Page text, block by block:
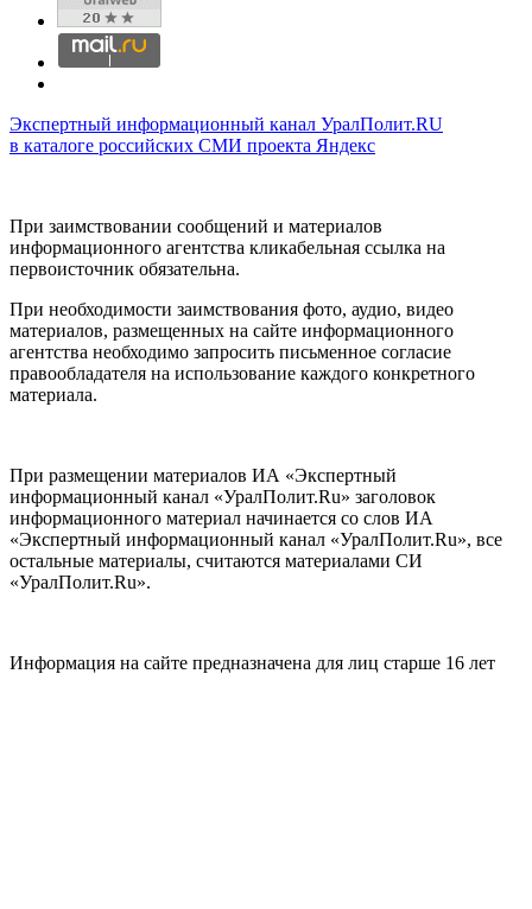
Экспертный информационный канал УралПолит.RU
в каталоге российских СМИ проекта Яндекс
При заимствовании сообщений и материалов
информационного агентства кликабельная ссылка на
первоисточник обязательна.
При необходимости заимствования фото, аудио, видео
материалов, размещенных на сайте информационного
агентства необходимо запросить письменное согласие
правообладателя на использование каждого конкретного
материала.
При размещении материалов ИА «Экспертный
информационный канал «УралПолит.Ru» заголовок
информационного материал начинается со слов ИА
«Экспертный информационный канал «УралПолит.Ru», все
остальные материалы, считаются материалами СИ
«УралПолит.Ru».
Информация на сайте предназначена для лиц старше 16 лет